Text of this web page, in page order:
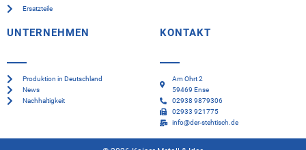
Ersatzteile
UNTERNEHMEN
Produktion in Deutschland
News
Nachhaltigkeit
KONTAKT
Am Ohrt 2
59469 Ense
02938 9879306
02933 921775
info@der-stehtisch.de